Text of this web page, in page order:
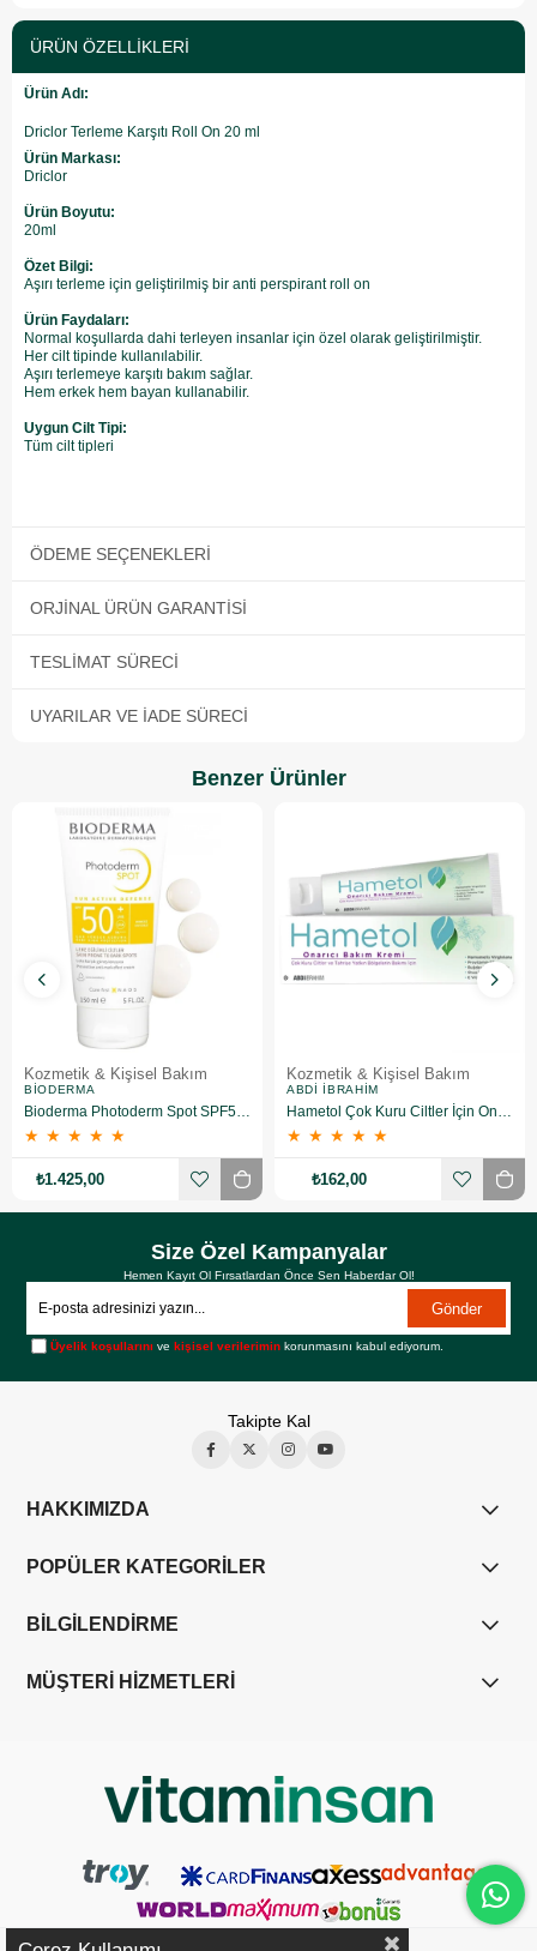
ÜRÜN ÖZELLIKLERI
Ürün Adı:
Driclor Terleme Karşıtı Roll On 20 ml
Ürün Markası:
Driclor
Ürün Boyutu:
20ml
Özet Bilgi:
Aşırı terleme için geliştirilmiş bir anti perspirant roll on
Ürün Faydaları:
Normal koşullarda dahi terleyen insanlar için özel olarak geliştirilmiştir.
Her cilt tipinde kullanılabilir.
Aşırı terlemeye karşıtı bakım sağlar.
Hem erkek hem bayan kullanabilir.
Uygun Cilt Tipi:
Tüm cilt tipleri
ÖDEME SEÇENEKLERI
ORJINAL ÜRÜN GARANTISI
TESLIMAT SÜRECI
UYARILAR VE İADE SÜRECI
Benzer Ürünler
Kozmetik & Kişisel Bakım
BIODERMA
Bioderma Photoderm Spot SPF50+ 150 ml
★ ★ ★ ★ ★
₺1.425,00
Kozmetik & Kişisel Bakım
ABDI İBRAHIM
Hametol Çok Kuru Ciltler İçin Onarıcı Bakım Kremi 30 g
★ ★ ★ ★ ★
₺162,00
Size Özel Kampanyalar
Hemen Kayıt Ol Fırsatlardan Önce Sen Haberdar Ol!
Gönder
Üyelik koşullarını vekişisel verilerimin korunmasını kabul ediyorum.
Takipte Kal
HAKKIMIZDA
POPÜLER KATEGORİLER
BİLGİLENDİRME
MÜŞTERİ HİZMETLERİ